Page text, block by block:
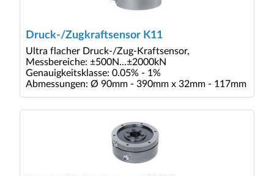
Druck-/Zugkraftsensor K11
Ultra flacher Druck-/Zug-Kraftsensor,
Messbereiche: ±500N...±2000kN
Genauigkeitsklasse: 0.05% - 1%
Abmessungen: Ø 90mm - 390mm x 32mm - 117mm